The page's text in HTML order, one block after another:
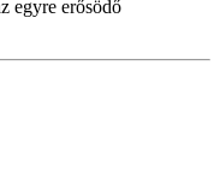
egyre erősödő